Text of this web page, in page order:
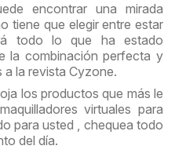
encontrar una mirada
tiene que elegir entre estar
todo lo que ha estado
la combinación perfecta y
a la revista Cyzone.
los productos que más le
virtuales para
para usted , chequea todo
del día.